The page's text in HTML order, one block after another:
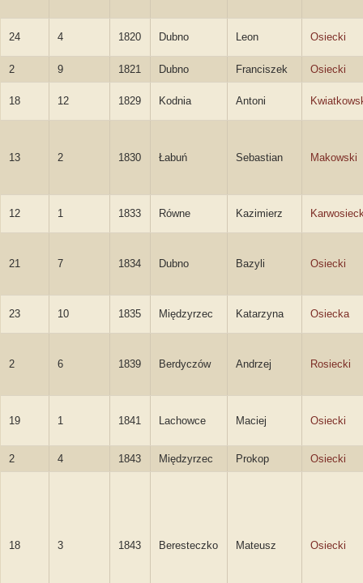
24 4 1820 Dubno Leon Osiecki
2 9 1821 Dubno Franciszek Osiecki
18 12 1829 Kodnia Antoni
13 2 1830 Łabuń Sebastian Makowski
12 1 1833 Równe Kazimierz
21 7 1834 Dubno Bazyli Osiecki
23 10 1835 Międzyrzec Katarzyna Osiecka
2 6 1839 Berdyczów Andrzej Rosiecki
19 1 1841 Lachowce Maciej Osiecki
2 4 1843 Międzyrzec Prokop Osiecki
18 3 1843 Beresteczko Mateusz Osiecki